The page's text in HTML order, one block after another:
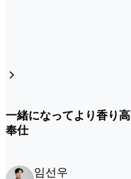
一緒になってより香り
奉仕
임선우